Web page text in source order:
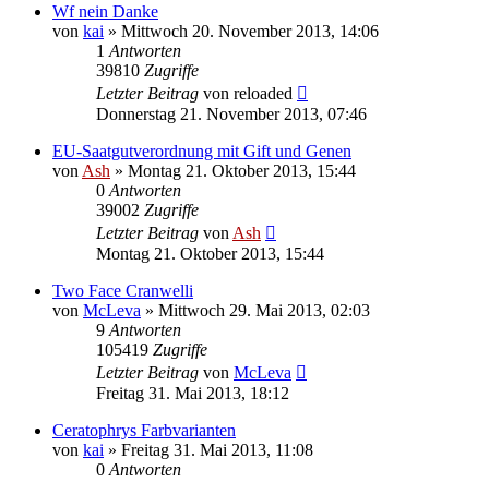
Wf nein Danke
von kai » Mittwoch 20. November 2013, 14:06
1 Antworten
39810 Zugriffe
Letzter Beitrag von reloaded
Donnerstag 21. November 2013, 07:46
EU-Saatgutverordnung mit Gift und Genen
von Ash » Montag 21. Oktober 2013, 15:44
0 Antworten
39002 Zugriffe
Letzter Beitrag von Ash
Montag 21. Oktober 2013, 15:44
Two Face Cranwelli
von McLeva » Mittwoch 29. Mai 2013, 02:03
9 Antworten
105419 Zugriffe
Letzter Beitrag von McLeva
Freitag 31. Mai 2013, 18:12
Ceratophrys Farbvarianten
von kai » Freitag 31. Mai 2013, 11:08
0 Antworten